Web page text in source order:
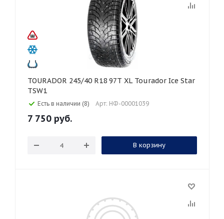
TOURADOR 245/40 R18 97T XL Tourador Ice Star
TSW1
Есть в наличии (8) Арт: НФ-00001039
7 750 руб.
В корзину